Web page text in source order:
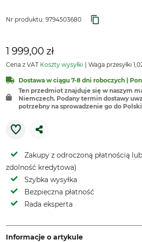
Nr produktu: 9794503680
1 999,00 zł
Cena z VAT Koszty wysyłki Waga przesyłki
Dostawa w ciągu 7-8 dni roboczych |
Ten przedmiot znajduje się w naszym
Niemczech. Podany termin dostawy
potrzebny na sprowadzenie go do
Zakupy z odroczoną płatnością
zdolność kredytowa)
Szybka wysyłka
Bezpieczna płatność
Rada eksperta
Informacje o artykule